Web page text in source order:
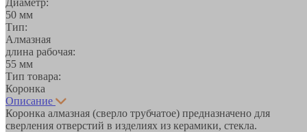
50 мм
Тип:
Алмазная
длина рабочая:
55 мм
Тип товара:
Коронка
Описание
Коронка алмазная (сверло трубчатое) предназначено для
сверления отверстий в изделиях из керамики, стекла.